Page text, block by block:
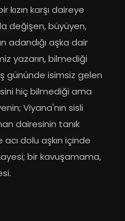
kızın karşı daireye
değişen, büyüyen,
adandığı aşka dair
yazarın, bilmediği
gününde isimsiz gelen
hiç bilmediği ama
Viyana'nın sisli
dairesinin tanık
dolu aşkın içinde
bir kavuşamama,